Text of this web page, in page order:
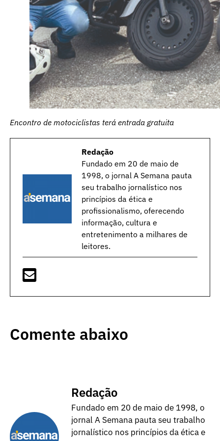
Encontro de motociclistas terá entrada gratuita
Redação
Fundado em 20 de maio de
1998, o jornal A Semana pauta
seu trabalho jornalístico nos
princípios da ética e
profissionalismo, oferecendo
informação, cultura e
entretenimento a milhares de
leitores.
Comente abaixo
Redação
Fundado em 20 de maio de 1998, o
jornal A Semana pauta seu trabalho
jornalístico nos princípios da ética e